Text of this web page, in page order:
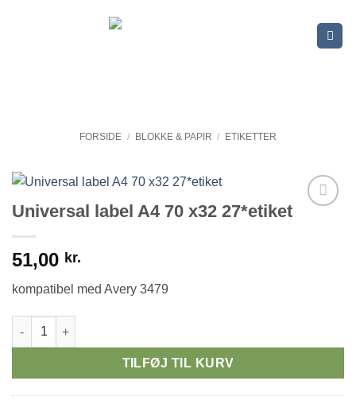
FORSIDE / BLOKKE & PAPIR / ETIKETTER
Universal label A4 70 x32 27*etiket
51,00 kr.
kompatibel med Avery 3479
Universal label A4 70 x32 27*etiket antal
TILFØJ TIL KURV